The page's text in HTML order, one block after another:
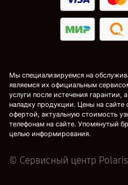
Мы специализируемся на
являемся их официальным
услуги после истечения
наладку продукции. Цены на
офертой, актуальную стоимость
телефонам на сайте. Упомянутый
целью информирования.
© Сервисный центр